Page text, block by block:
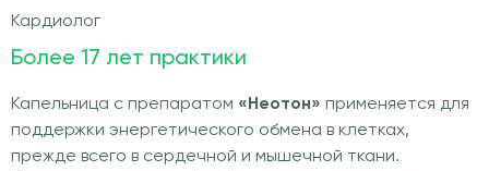
Кардиолог
Более 17 лет практики
Капельница с препаратом «Неотон» применяется для
поддержки энергетического обмена в клетках,
прежде всего в сердечной и мышечной ткани.